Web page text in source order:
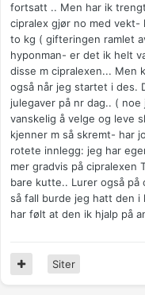
fortsatt .. Men har ik
cipralex gjør no med
to kg ( gifteringen ramlet
hyponman- er det ik helt
disse m cipralexen... Men
også når jeg startet i des.
julegaver på nr dag.. (
vanskelig å velge og leve
kjenner m så skremt- har
rotete innlegg: jeg har
mer gradvis på cipralexen
bare kutte.. Lurer også på
så fall burde jeg hatt den
har følt at den ik hjalp på
Siter